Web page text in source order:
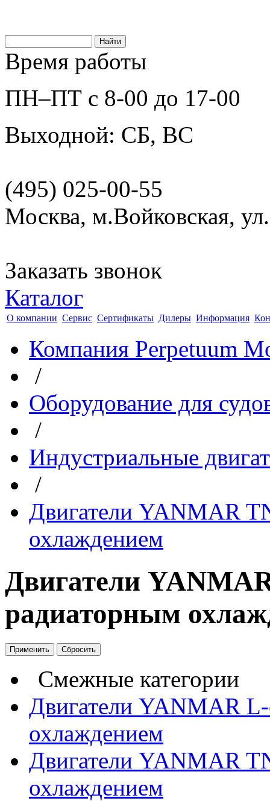
Время работы
ПН–ПТ с 8-00 до 17-00
Выходной: СБ, ВС
(495) 025-00-55
Москва, м.Войковская,
Заказать звонок
Каталог
О компании Сервис Сертификаты Дилеры Информация
Компания Perpetuum
/
Оборудование для
/
Индустриальные
/
Двигатели YANMAR
охлаждением
Двигатели
радиаторным
Смежные категории
Двигатели YANMAR
охлаждением
Двигатели YANMAR
охлаждением